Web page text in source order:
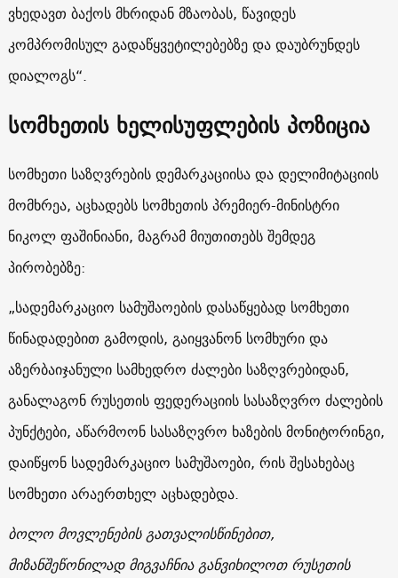
ვხედავთ ბაქოს მხრიდან მზაობას, წავიდეს
კომპრომისულ გადაწყვეტილებებზე და დაუბრუნდეს
დიალოგს“.
სომხეთის ხელისუფლების პოზიცია
სომხეთი საზღვრების დემარკაციისა და დელიმიტაციის
მომხრეა, აცხადებს სომხეთის პრემიერ-მინისტრი
ნიკოლ ფაშინიანი, მაგრამ მიუთითებს შემდეგ
პირობებზე:
„სადემარკაციო სამუშაოების დასაწყებად სომხეთი
წინადადებით გამოდის, გაიყვანონ სომხური და
აზერბაიჯანული სამხედრო ძალები საზღვრებიდან,
განალაგონ რუსეთის ფედერაციის სასაზღვრო ძალების
პუნქტები, აწარმოონ სასაზღვრო ხაზების მონიტორინგი,
დაიწყონ სადემარკაციო სამუშაოები, რის შესახებაც
სომხეთი არაერთხელ აცხადებდა.
ბოლო მოვლენების გათვალისწინებით,
მიზანშეწონილად მიგვაჩნია განვიხილოთ რუსეთის